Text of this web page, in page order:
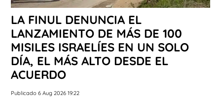
LA FINUL DENUNCIA EL
LANZAMIENTO DE MÁS DE 100
MISILES ISRAELÍES EN UN SOLO
DÍA, EL MÁS ALTO DESDE EL
ACUERDO
Publicado 6 Aug 2026 19:22